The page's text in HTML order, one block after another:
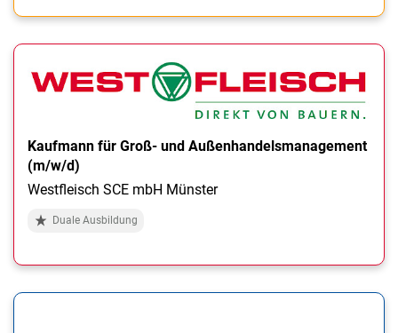
Kaufmann für Groß- und Außenhandelsmanagement
(m/w/d)
Westfleisch SCE mbH Münster
Duale Ausbildung